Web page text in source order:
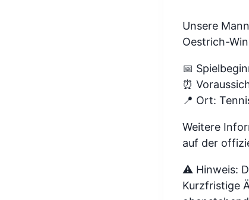
Unsere
Oestrich-
📅
⏰
📍 Ort:
Weitere
auf der
⚠️ Hinweis:
Kurzfristige